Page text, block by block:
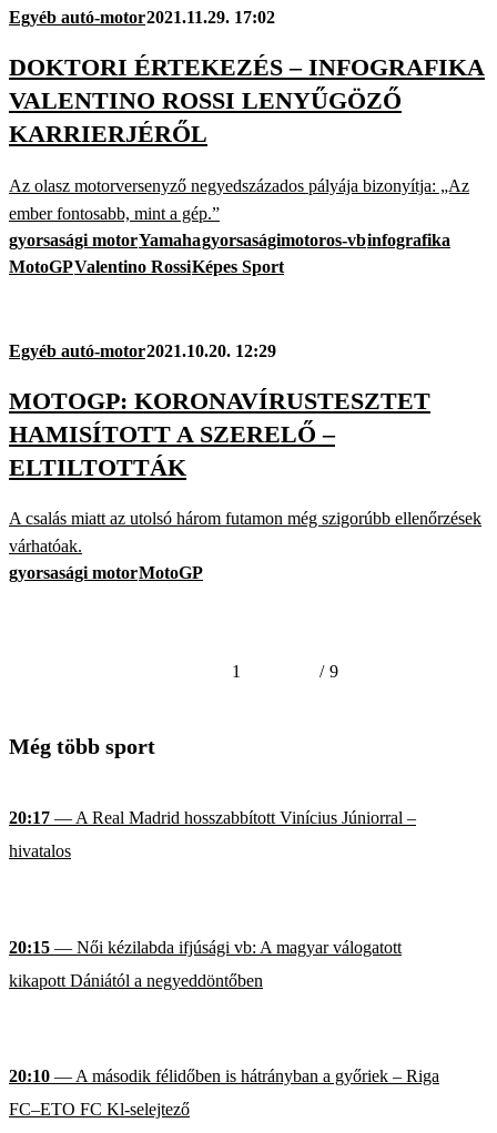
Egyéb autó-motor2021.11.29. 17:02
DOKTORI ÉRTEKEZÉS – INFOGRAFIKA
VALENTINO ROSSI LENYŰGÖZŐ
KARRIERJÉRŐL
Az olasz motorversenyző negyedszázados pályája bizonyítja: „Az
ember fontosabb, mint a gép.”
gyorsasági motorYamahagyorsaságimotoros-vbinfografika
MotoGPValentino RossiKépes Sport
Egyéb autó-motor2021.10.20. 12:29
MOTOGP: KORONAVÍRUSTESZTET
HAMISÍTOTT A SZERELŐ –
ELTILTOTTÁK
A csalás miatt az utolsó három futamon még szigorúbb ellenőrzések
várhatóak.
gyorsasági motorMotoGP
1 / 9
Még több sport
20:17 — A Real Madrid hosszabbított Vinícius Júniorral –
hivatalos
20:15 — Női kézilabda ifjúsági vb: A magyar válogatott
kikapott Dániától a negyeddöntőben
20:10 — A második félidőben is hátrányban a győriek – Riga
FC–ETO FC Kl-selejtező